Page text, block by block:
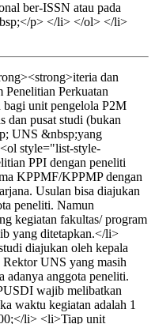
ber-ISSN atau pada
p> </li> </ol> </li>
dan
Perkuatan
bagi unit pengelola P2M
dan pusat studi (bukan
UNS &nbsp;yang
style="list-style-
PPI dengan peneliti
KPPMF/KPPMP dengan
Usulan bisa diajukan
peneliti. Namun
kegiatan fakultas/ program
yang ditetapkan.</li>
diajukan oleh kepala
Rektor UNS yang masih
adanya anggota peneliti.
wajib melibatkan
waktu kegiatan adalah 1
li> <li>Tiap unit